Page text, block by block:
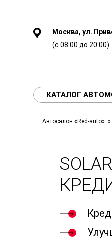
Москва, ул.
(с 08:00 до 20:00)
КАТАЛОГ
Автосалон «Red-auto»